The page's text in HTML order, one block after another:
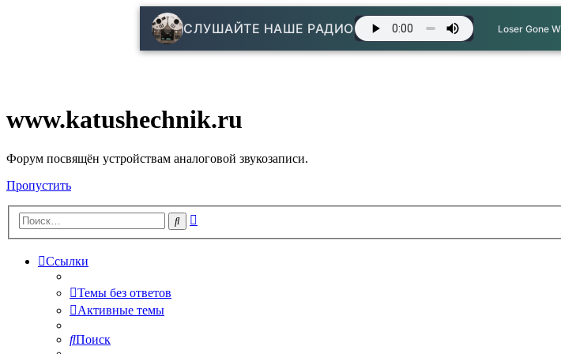
СЛУШАЙТЕ НАШЕ РАДИО Loser Gone
www.katushechnik.ru
Форум посвящён устройствам аналоговой звукозаписи.
Пропустить
Поиск
Ссылки
Темы без ответов
Активные темы
Поиск